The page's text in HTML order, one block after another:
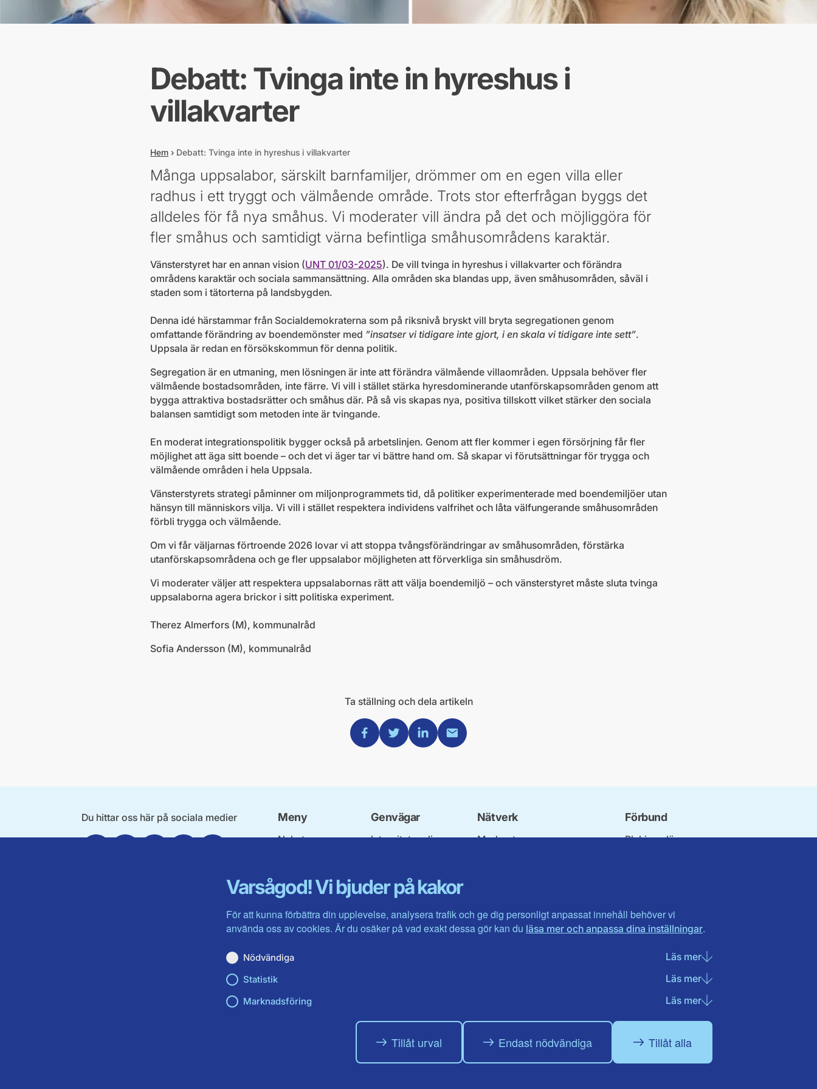
Varsågod! Vi bjuder på kakor
För att kunna förbättra din upplevelse, analysera trafik och ge dig personligt anpassat innehåll behöver vi
använda oss av cookies. Är du osäker på vad exakt dessa gör kan du läsa mer och anpassa dina inställningar.
Nödvändiga Läs merom Nödvändiga cookies
Statistik Läs merom Statistik cookies
Marknadsföring Läs merom Marknadsföring
Tillåt urval Endast nödvändiga Tillåt alla
Debatt: Tvinga inte in hyreshus i
villakvarter
Hem › Debatt: Tvinga inte in hyreshus i villakvarter
Många uppsalabor, särskilt barnfamiljer, drömmer om en egen villa eller
radhus i ett tryggt och välmående område. Trots stor efterfrågan byggs det
alldeles för få nya småhus. Vi moderater vill ändra på det och möjliggöra för
fler småhus och samtidigt värna befintliga småhusområdens karaktär.
Vänsterstyret har en annan vision (UNT 01/03-2025). De vill tvinga in hyreshus i villakvarter och förändra
områdens karaktär och sociala sammansättning. Alla områden ska blandas upp, även småhusområden, såväl i
staden som i tätorterna på landsbygden.
Denna idé härstammar från Socialdemokraterna som på riksnivå bryskt vill bryta segregationen genom
omfattande förändring av boendemönster med ”insatser vi tidigare inte gjort, i en skala vi tidigare inte sett”.
Uppsala är redan en försökskommun för denna politik.
Segregation är en utmaning, men lösningen är inte att förändra välmående villaområden. Uppsala behöver fler
välmående bostadsområden, inte färre. Vi vill i stället stärka hyresdominerande utanförskapsområden genom att
bygga attraktiva bostadsrätter och småhus där. På så vis skapas nya, positiva tillskott vilket stärker den sociala
balansen samtidigt som metoden inte är tvingande.
En moderat integrationspolitik bygger också på arbetslinjen. Genom att fler kommer i egen försörjning får fler
möjlighet att äga sitt boende – och det vi äger tar vi bättre hand om. Så skapar vi förutsättningar för trygga och
välmående områden i hela Uppsala.
Vänsterstyrets strategi påminner om miljonprogrammets tid, då politiker experimenterade med boendemiljöer utan
hänsyn till människors vilja. Vi vill i stället respektera individens valfrihet och låta välfungerande småhusområden
förbli trygga och välmående.
Om vi får väljarnas förtroende 2026 lovar vi att stoppa tvångsförändringar av småhusområden, förstärka
utanförskapsområdena och ge fler uppsalabor möjligheten att förverkliga sin småhusdröm.
Vi moderater väljer att respektera uppsalabornas rätt att välja boendemiljö – och vänsterstyret måste sluta tvinga
uppsalaborna agera brickor i sitt politiska experiment.
Therez Almerfors (M), kommunalråd
Sofia Andersson (M), kommunalråd
Ta ställning och dela artikeln
Dela via Facebook
Dela via Twitter
Dela via Linkedin
Dela via Mail
Du hittar oss här på sociala medier
FacebookTwitterInstagramLinkedinYoutube
Meny
Nyheter
Kontakta oss
Genvägar
Integritetspolicy
Intranätet
Nätverk
Moderata
Jarl Hjalmarson
Stiftelsen
Företagarrådet
Förbund
Blekinge län
Visa fler ...